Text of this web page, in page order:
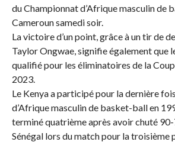
du Championnat d’Afrique masculin de
Cameroun samedi soir.
La victoire d’un point, grâce à un tir de
Taylor Ongwae, signifie également que
qualifié pour les éliminatoires de la
2023.
Le Kenya a participé pour la dernière
d’Afrique masculin de basket-ball en
terminé quatrième après avoir chuté
Sénégal lors du match pour la troisième